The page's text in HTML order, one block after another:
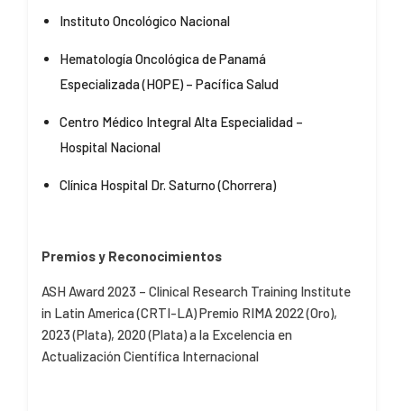
Instituto Oncológico Nacional
Hematología Oncológica de Panamá
Especializada (HOPE) – Pacífica Salud
Centro Médico Integral Alta Especialidad –
Hospital Nacional
Clínica Hospital Dr. Saturno (Chorrera)
Premios y Reconocimientos
ASH Award 2023 – Clinical Research Training Institute
in Latin America (CRTI-LA)Premio RIMA 2022 (Oro),
2023 (Plata), 2020 (Plata) a la Excelencia en
Actualización Científica Internacional